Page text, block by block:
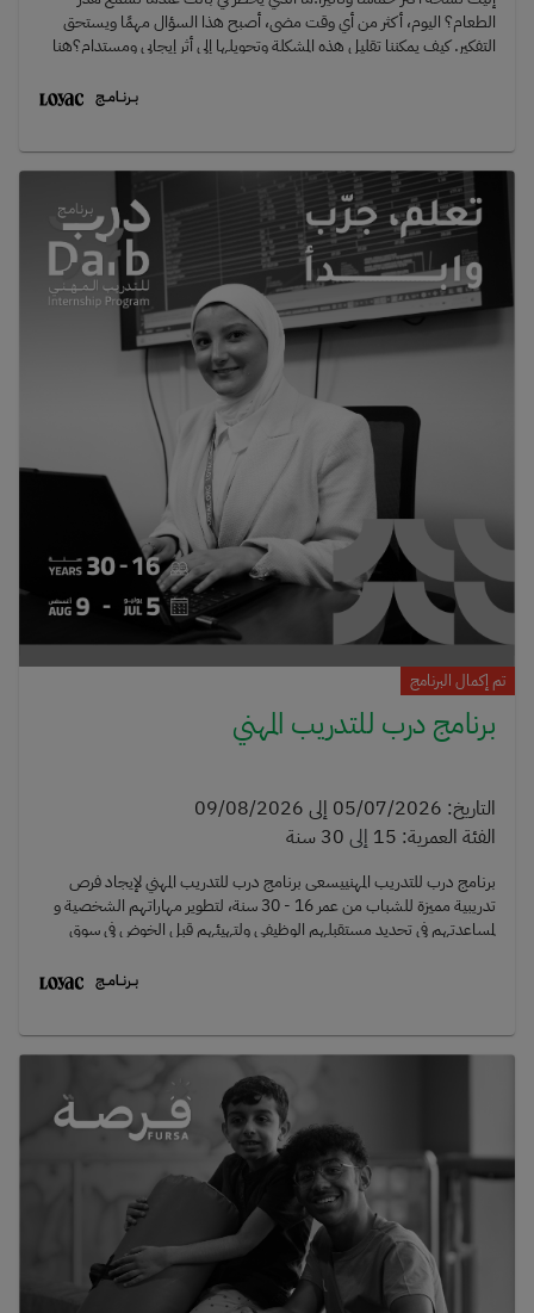
الطعام؟ اليوم، أكثر من أي وقت مضى، أصبح هذا السؤال مهمًا ويستحق
التفكير. كيف يمكننا تقليل هذه المشكلة وتحويلها إلى أثر إيجابي ومستدام؟هنا
حماية البيئة، وإيصال الفائض من الطعام إلى الأسر المحتاجة، إلى جانب تعزيز
خلال تعاون لويـاك مع نعمتي، تتاح للمتطوعين فرصة حقيقية للمساهمة في
هذا الأثر، وذلك من خلال دعم فريق نعمة في تجهيز وتعبئة مئات الأكياس
والسلال الغذائية قبل توزيعها على الفئات المستحقة. دوركم أساسي،
ومشاركتكم اليوم تصنع فرقًا حقيقيًا. 📅 مواعيد المبادرة:الأربعاء، 15 يوليو
2026، من الساعة 3:30 إلى 5:00 مساءً.الأربعاء، 22 يوليو 2026، من
الساعة 3:30 إلى 5:00 مساءً.يرجى العلم أن الالتزام بالحضور في اليومين شرط
أساسي للحصول على شهادة إتمام المشاركة.لنكن جزءًا من هذا الأثر… ولنصنع
الفرق معًا.
تم إكمال البرنامج
برنامج درب للتدريب المهني
التاريخ:
05/07/2026 إلى 09/08/2026
الفئة العمرية:
15 إلى 30 سنة
برنامج درب للتدريب المهنييسعى برنامج درب للتدريب المهني لإيجاد فرص
تدريبية مميزة للشباب من عمر 16 - 30 سنة، لتطوير مهاراتهم الشخصية و
لمساعدتهم في تحديد مستقبلهم الوظيفي ولتهيئهم قبل الخوض في سوق